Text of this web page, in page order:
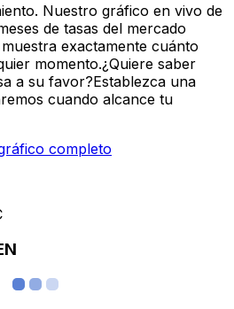
Nuestro gráfico en vivo de
de tasas del mercado
exactamente cuánto
momento.¿Quiere saber
a su favor?Establezca una
cuando alcance tu
completo